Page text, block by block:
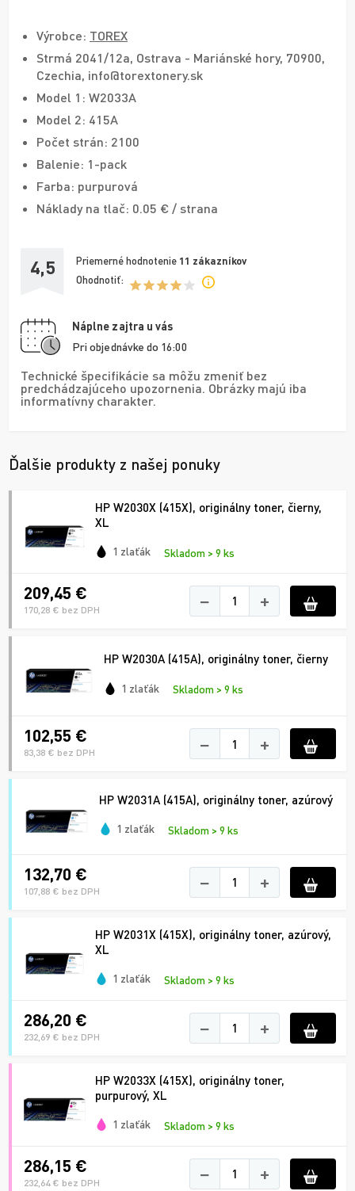
Výrobce: TOREX
Strmá 2041/12a, Ostrava - Mariánské hory, 70900,
Czechia, info@torextonery.sk
Model 1: W2033A
Model 2: 415A
Počet strán: 2100
Balenie: 1-pack
Farba: purpurová
Náklady na tlač: 0.05 € / strana
4,5 Priemerné hodnotenie 11 zákazníkov
Ohodnotiť:
Náplne zajtra u vás
Pri objednávke do 16:00
Technické špecifikácie sa môžu zmeniť bez
predchádzajúceho upozornenia. Obrázky majú iba
informatívny charakter.
Ďalšie produkty z našej ponuky
HP W2030X (415X), originálny toner, čierny,
XL
1 zlaťák Skladom > 9 ks
209,45 €
170,28 € bez DPH − +
HP W2030A (415A), originálny toner, čierny
1 zlaťák Skladom > 9 ks
102,55 €
83,38 € bez DPH − +
HP W2031A (415A), originálny toner, azúrový
1 zlaťák Skladom > 9 ks
132,70 €
107,88 € bez DPH − +
HP W2031X (415X), originálny toner, azúrový,
XL
1 zlaťák Skladom > 9 ks
286,20 €
232,69 € bez DPH − +
HP W2033X (415X), originálny toner,
purpurový, XL
1 zlaťák Skladom > 9 ks
286,15 €
232,64 € bez DPH − +